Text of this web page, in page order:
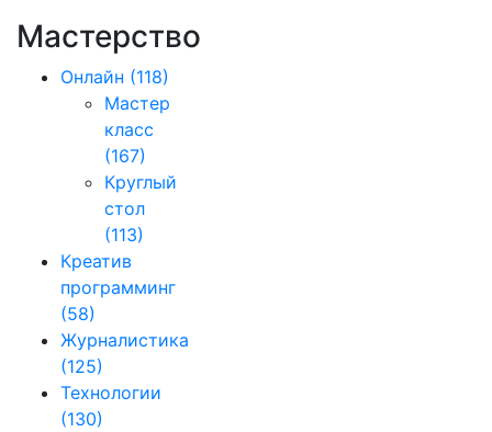
Мастерство
Онлайн (118)
Мастер
класс
(167)
Круглый
стол
(113)
Креатив
программинг
(58)
Журналистика
(125)
Технологии
(130)